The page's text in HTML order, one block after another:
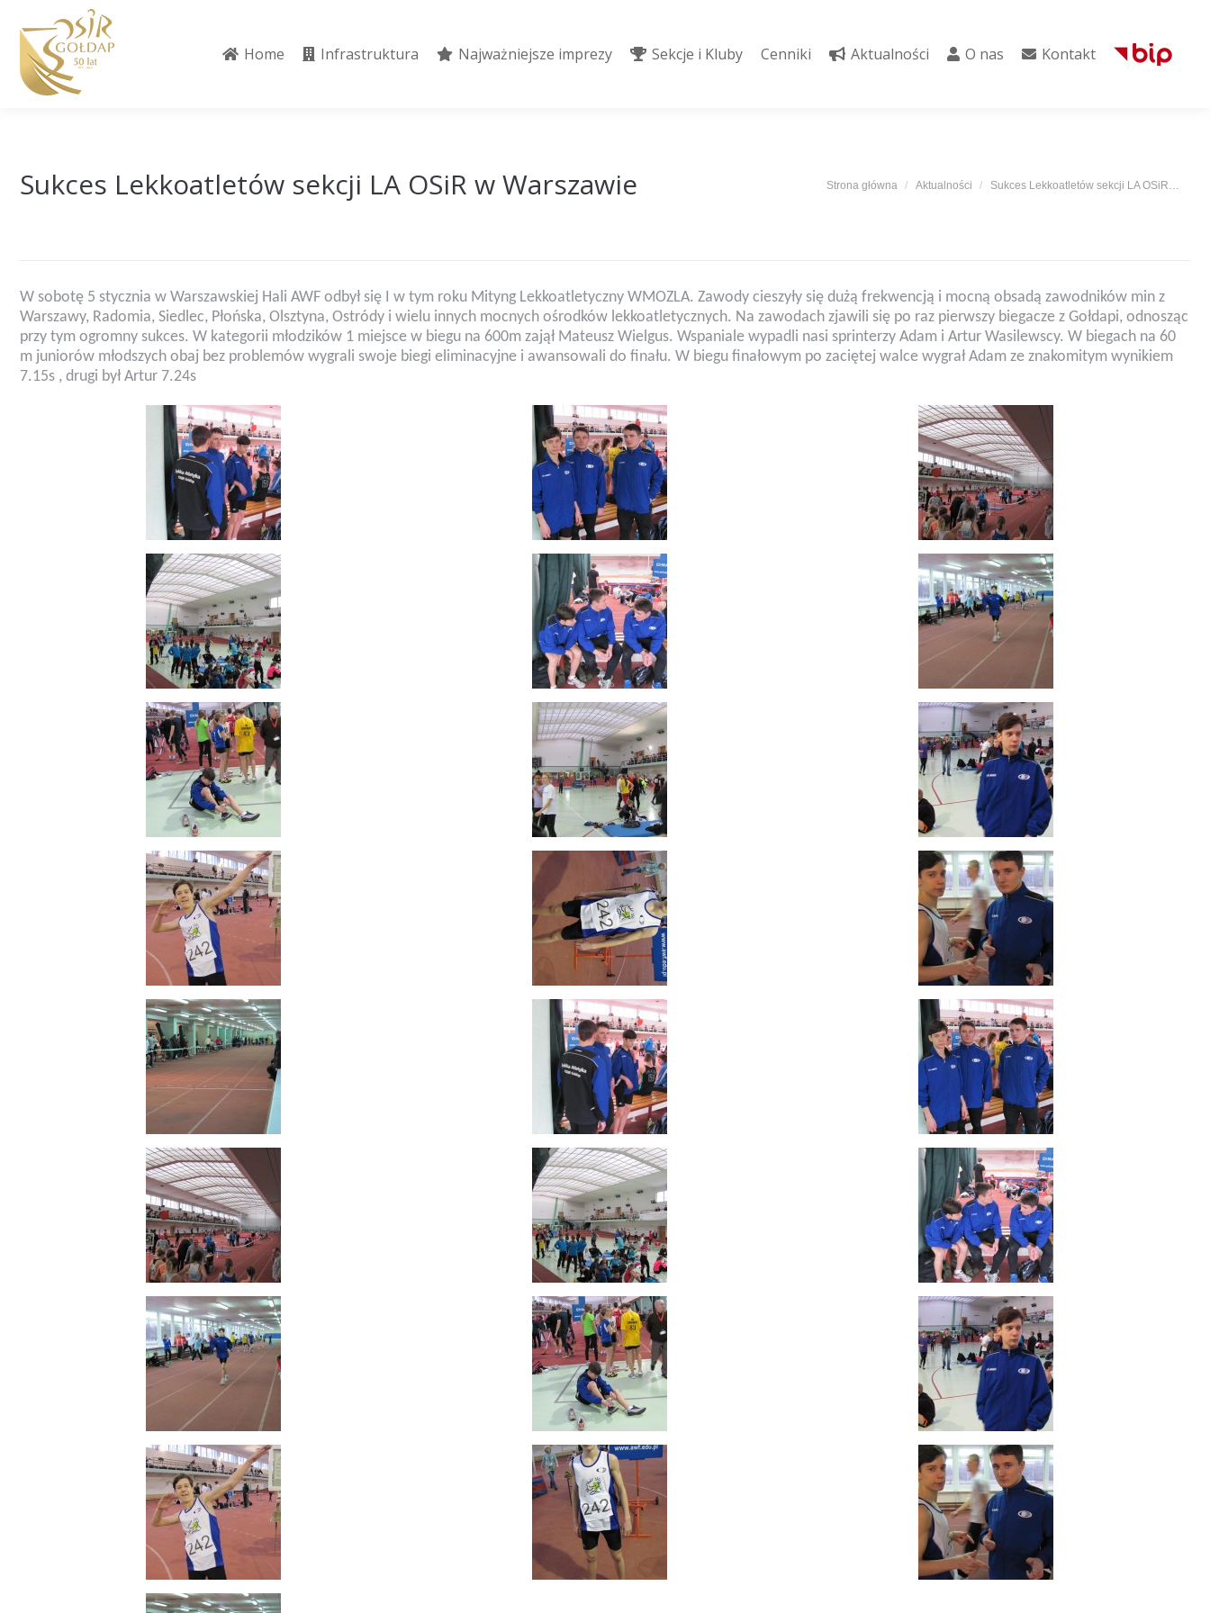
Home Infrastruktura Najważniejsze imprezy Sekcje i Kluby Cenniki Aktualności O nas Kontakt
Sukces Lekkoatletów sekcji LA OSiR w Warszawie Jesteś tutaj:
Strona główna Aktualności Sukces Lekkoatletów sekcji LA OSiR…
W sobotę 5 stycznia w Warszawskiej Hali AWF odbył się I w tym roku Mityng Lekkoatletyczny WMOZLA. Zawody cieszyły się dużą frekwencją i mocną obsadą zawodników min z
Warszawy, Radomia, Siedlec, Płońska, Olsztyna, Ostródy i wielu innych mocnych ośrodków lekkoatletycznych. Na zawodach zjawili się po raz pierwszy biegacze z Gołdapi, odnosząc
przy tym ogromny sukces. W kategorii młodzików 1 miejsce w biegu na 600m zajął Mateusz Wielgus. Wspaniale wypadli nasi sprinterzy Adam i Artur Wasilewscy. W biegach na 60
m juniorów młodszych obaj bez problemów wygrali swoje biegi eliminacyjne i awansowali do finału. W biegu finałowym po zaciętej walce wygrał Adam ze znakomitym wynikiem
7.15s , drugi był Artur 7.24s
Home Infrastruktura Najważniejsze imprezy Sekcje i Kluby Cenniki Aktualności O nas Kontakt